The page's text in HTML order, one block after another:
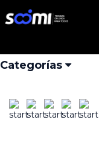
Categorías
Quiero que mis
puedan
línea